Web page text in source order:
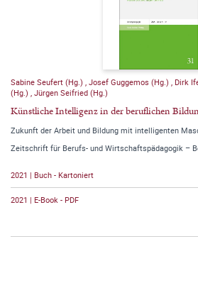
Sabine Seufert (Hg.) Josef Guggemos (Hg.) Dirk
(Hg.) Jürgen Seifried (Hg.)
Künstliche Intelligenz in der beruflichen
Zukunft der Arbeit und Bildung mit intelligenten
Zeitschrift für Berufs- und Wirtschaftspädagogik –
2021 | Buch - Kartoniert
2021 | E-Book - PDF